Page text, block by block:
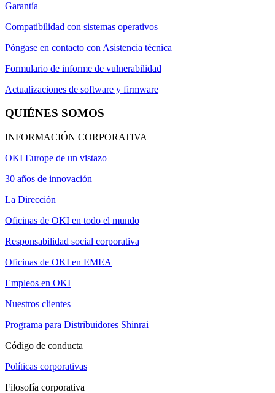
Garantía
Compatibilidad con sistemas operativos
Póngase en contacto con Asistencia técnica
Formulario de informe de vulnerabilidad
Actualizaciones de software y firmware
QUIÉNES SOMOS
INFORMACIÓN CORPORATIVA
OKI Europe de un vistazo
30 años de innovación
La Dirección
Oficinas de OKI en todo el mundo
Responsabilidad social corporativa
Oficinas de OKI en EMEA
Empleos en OKI
Nuestros clientes
Programa para Distribuidores Shinrai
Código de conducta
Políticas corporativas
Filosofía corporativa